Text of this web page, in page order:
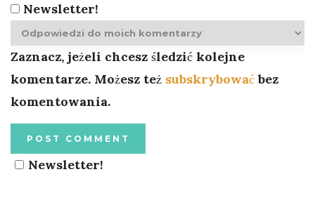
Newsletter!
Zaznacz, jeżeli chcesz śledzić kolejne
komentarze. Możesz też subskrybowaćbez
komentowania.
Newsletter!